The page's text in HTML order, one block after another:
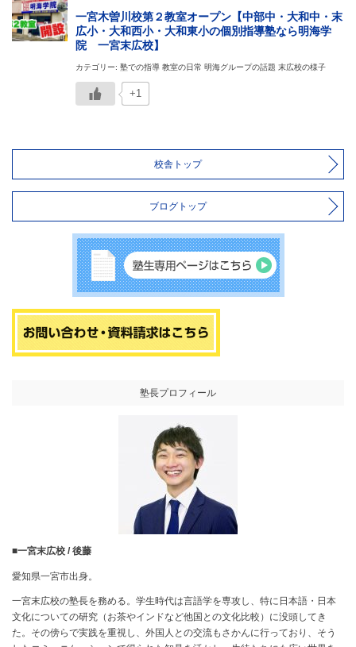
一宮木曽川校第２教室オープン【中部中・大和中・末
広小・大和西小・大和東小の個別指導塾なら明海学
院 一宮末広校】
カテゴリー: 塾での指導 教室の日常 明海グループの話題 末広校の様子
+1
校舎トップ
ブログトップ
塾長プロフィール
■一宮末広校 / 後藤
愛知県一宮市出身。
一宮末広校の塾長を務める。学生時代は言語学を専攻し、特に日本語・日本
文化についての研究（お茶やインドなど他国との文化比較）に没頭してき
た。その傍らで実践を重視し、外国人との交流もさかんに行っており、そう